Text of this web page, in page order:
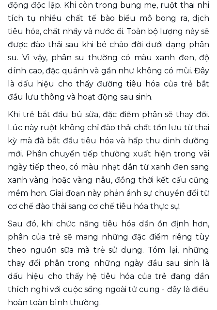
động độc lập. Khi còn trong bụng mẹ, ruột thai nhi
tích tụ nhiều chất: tế bào biểu mô bong ra, dịch
tiêu hóa, chất nhầy và nước ối. Toàn bộ lượng này sẽ
được đào thải sau khi bé chào đời dưới dạng phân
su. Vì vậy, phân su thường có màu xanh đen, độ
dính cao, đặc quánh và gần như không có mùi. Đây
là dấu hiệu cho thấy đường tiêu hóa của trẻ bắt
đầu lưu thông và hoạt động sau sinh.
Khi trẻ bắt đầu bú sữa, đặc điểm phân sẽ thay đổi.
Lúc này ruột không chỉ đào thải chất tồn lưu từ thai
kỳ mà đã bắt đầu tiêu hóa và hấp thu dinh dưỡng
mới. Phân chuyển tiếp thường xuất hiện trong vài
ngày tiếp theo, có màu nhạt dần từ xanh đen sang
xanh vàng hoặc vàng nâu, đồng thời kết cấu cũng
mềm hơn. Giai đoạn này phản ánh sự chuyển đổi từ
cơ chế đào thải sang cơ chế tiêu hóa thực sự.
Sau đó, khi chức năng tiêu hóa dần ổn định hơn,
phân của trẻ sẽ mang những đặc điểm riêng tùy
theo nguồn sữa mà trẻ sử dụng. Tóm lại, những
thay đổi phân trong những ngày đầu sau sinh là
dấu hiệu cho thấy hệ tiêu hóa của trẻ đang dần
thích nghi với cuộc sống ngoài tử cung - đây là điều
hoàn toàn bình thường.